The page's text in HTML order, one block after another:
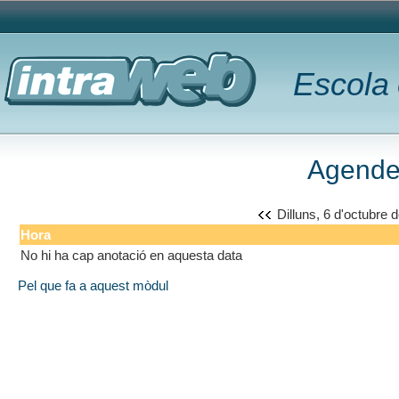
Escola
Dilluns, 6 d'octubre
Hora
No hi ha cap anotació en aquesta data
Pel que fa a aquest mòdul